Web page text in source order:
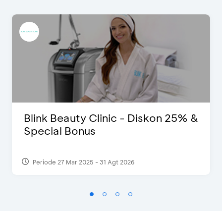
Blink Beauty Clinic - Diskon 25% &
Special Bonus
Periode 27 Mar 2025 - 31 Agt 2026